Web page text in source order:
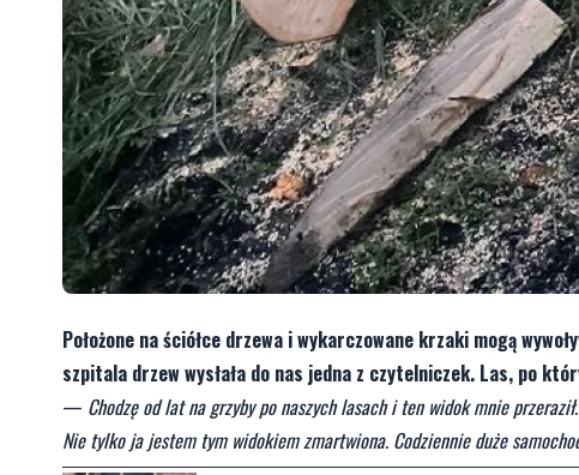
Położone na ściółce drzewa i wykarczowane krzaki mogą
szpitala drzew wysłała do nas jedna z czytelniczek. Las, po
— Chodzę od lat na grzyby po naszych lasach i ten widok mnie
Nie tylko ja jestem tym widokiem zmartwiona. Codziennie duże